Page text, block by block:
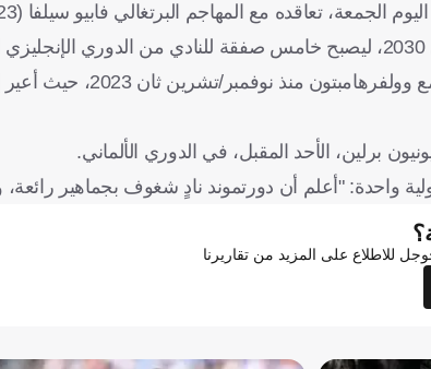
وتعافى سيلفا - الذي لم
برلين، الأحد المقبل، في الدوري الألماني.
واحدة: "أعلم أن دورتموند نادٍ شغوف بجماهير رائعة،